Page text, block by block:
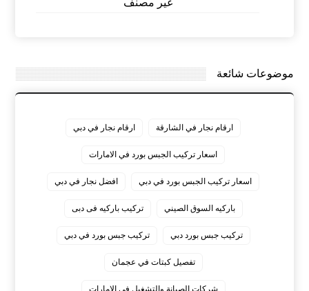
غير مصنف
موضوعات شائعة
ارقام نجار في الشارقة ارقام نجار في دبي
اسعار تركيب الجبس بورد في الامارات
اسعار تركيب الجبس بورد في دبي افضل نجار في دبي
باركيه السوق الصيني تركيب باركيه فى دبى
تركيب جبس بورد دبي تركيب جبس بورد في دبي
تفصيل كبتات في عجمان
شركات الصيانة والتشغيل في الإمارات